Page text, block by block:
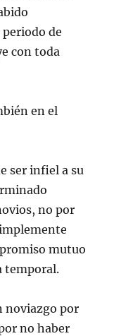
de
con toda
en el
ser infiel a su
no por
mutuo
temporal.
por
no haber